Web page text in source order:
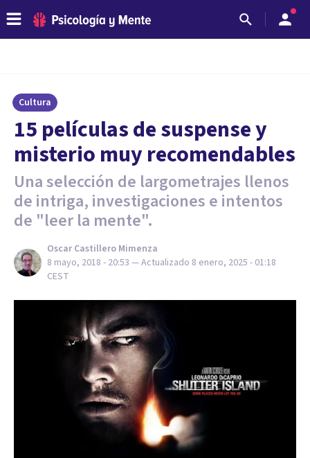
Cultura
15 películas de suspense y
misterio muy recomendables
Una selección de largometrajes llenos
de intriga, investigaciones e intentos
de "leer la mente".
Oscar Castillero Mimenza
8 mayo, 2018 - 20:53 — Actualizado 8 enero, 2025 - 01:18
CEST